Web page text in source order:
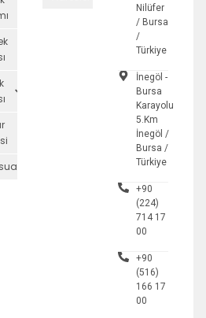
Nilüfer
/ Bursa
/
Türkiye
İnegöl -
Bursa
Karayolu
5.Km
İnegöl /
Bursa /
Türkiye
+90
(224)
714 17
00
+90
(516)
166 17
00